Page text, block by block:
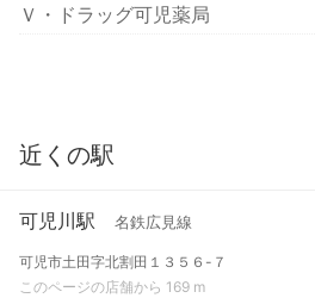
Ｖ・ドラッグ可児薬局
近くの駅
可児川駅 名鉄広見線
可児市土田字北割田１３５６-７
このページの店舗から 169 m